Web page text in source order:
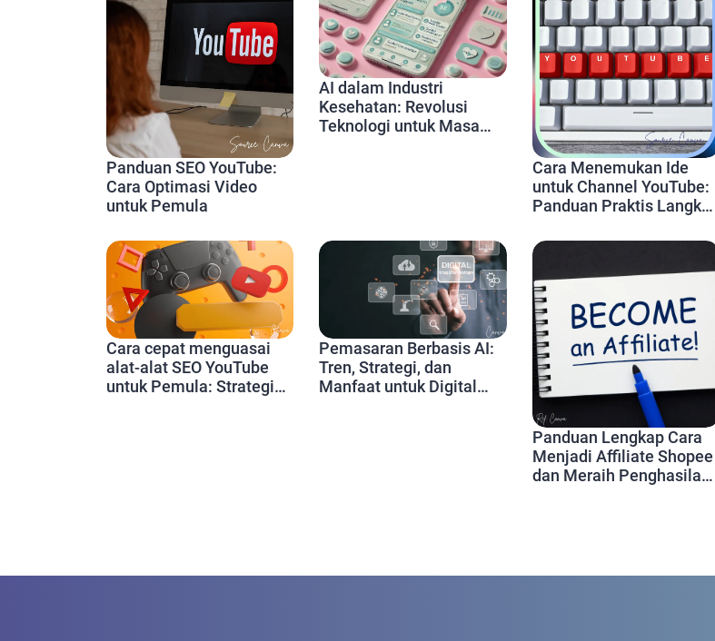
Panduan SEO YouTube:
Cara Optimasi Video
untuk Pemula
AI dalam Industri
Kesehatan: Revolusi
Teknologi untuk Masa
Cara Menemukan Ide
untuk Channel YouTube:
Panduan Praktis Langkah
Cara cepat menguasai
alat-alat SEO YouTube
untuk Pemula: Strategi
Pemasaran Berbasis AI:
Tren, Strategi, dan
Manfaat untuk Digital
Panduan Lengkap Cara
Menjadi Affiliate Shopee
dan Meraih Penghasilan